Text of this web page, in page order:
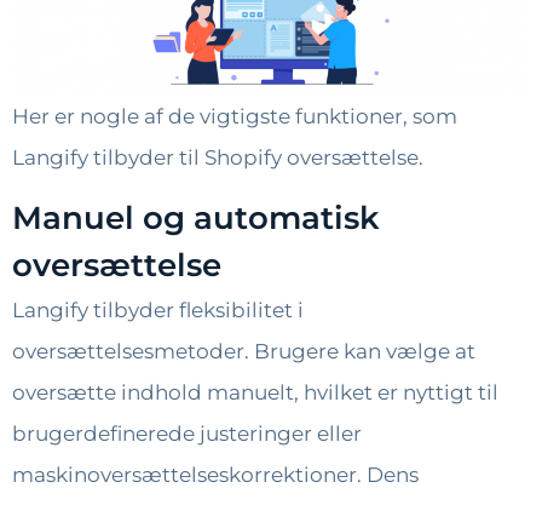
Her er nogle af de vigtigste funktioner, som
Langify tilbyder til Shopify oversættelse.
Manuel og automatisk
oversættelse
Langify tilbyder fleksibilitet i
oversættelsesmetoder. Brugere kan vælge at
oversætte indhold manuelt, hvilket er nyttigt til
brugerdefinerede justeringer eller
maskinoversættelseskorrektioner. Dens